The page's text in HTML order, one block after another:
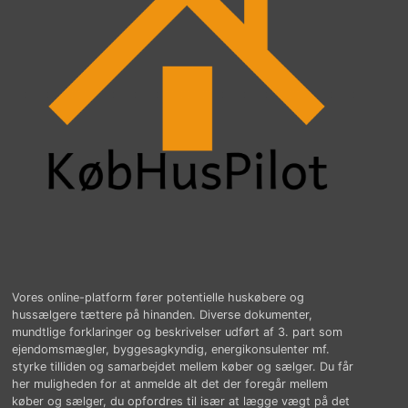
Vores online-platform fører potentielle huskøbere og
hussælgere tættere på hinanden. Diverse dokumenter,
mundtlige forklaringer og beskrivelser udført af 3. part som
ejendomsmægler, byggesagkyndig, energikonsulenter mf.
styrke tilliden og samarbejdet mellem køber og sælger. Du får
her muligheden for at anmelde alt det der foregår mellem
køber og sælger, du opfordres til især at lægge vægt på det